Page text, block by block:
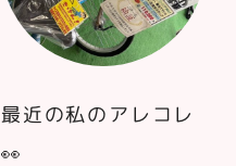
最近の私のアレコレ
👀